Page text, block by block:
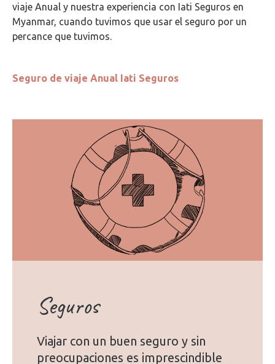
viaje Anual y nuestra experiencia con Iati Seguros en
Myanmar, cuando tuvimos que usar el seguro por un
percance que tuvimos.
Seguro de viaje Anual Iati Seguros
Seguros
Viajar con un buen seguro y sin
preocupaciones es imprescindible